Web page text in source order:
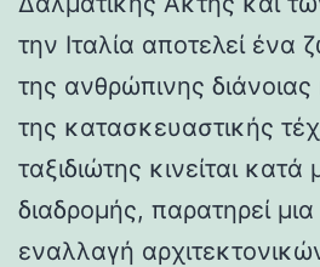
την Ιταλία αποτελεί ένα
της ανθρώπινης διάνοιας
της κατασκευαστικής
ταξιδιώτης κινείται
διαδρομής, παρατηρεί
εναλλαγή